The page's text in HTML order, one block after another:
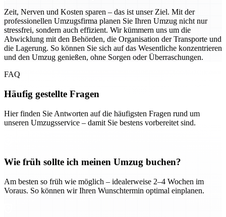
Zeit, Nerven und Kosten sparen – das ist unser Ziel. Mit der
professionellen Umzugsfirma planen Sie Ihren Umzug nicht nur
stressfrei, sondern auch effizient. Wir kümmern uns um die
Abwicklung mit den Behörden, die Organisation der Transporte und
die Lagerung. So können Sie sich auf das Wesentliche konzentrieren
und den Umzug genießen, ohne Sorgen oder Überraschungen.
FAQ
Häufig gestellte Fragen
Hier finden Sie Antworten auf die häufigsten Fragen rund um
unseren Umzugsservice – damit Sie bestens vorbereitet sind.
Wie früh sollte ich meinen Umzug buchen?
Am besten so früh wie möglich – idealerweise 2–4 Wochen im
Voraus. So können wir Ihren Wunschtermin optimal einplanen.